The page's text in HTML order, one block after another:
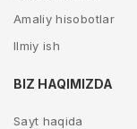
Amaliy hisobotlar
Ilmiy ish
BIZ HAQIMIZDA
Sayt haqida